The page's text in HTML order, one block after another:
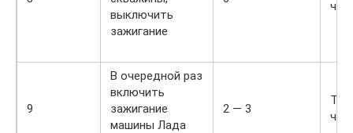
выключить
зажигание
9
В очередной раз
включить
зажигание
машины Лада
2 — 3
Та